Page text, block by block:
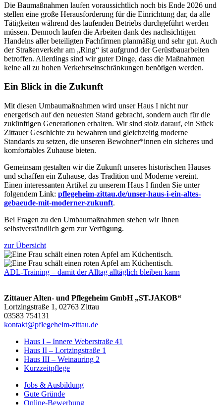
Die Baumaßnahmen laufen voraussichtlich noch bis Ende 2026 und
stellen eine große Herausforderung für die Einrichtung dar, da alle
Tätigkeiten während des laufenden Betriebs durchgeführt werden
müssen. Dennoch laufen die Arbeiten dank des nachsichtigen
Handelns aller beteiligten Fachfirmen planmäßig und sehr gut. Auch
der Straßenverkehr am „Ring“ ist aufgrund der Gerüstbauarbeiten
betroffen. Allerdings sind wir guter Dinge, dass die Maßnahmen
keine all zu hohen Verkehrseinschränkungen benötigen werden.
Ein Blick in die Zukunft
Mit diesen Umbaumaßnahmen wird unser Haus I nicht nur
energetisch auf den neuesten Stand gebracht, sondern auch für die
zukünftigen Generationen erhalten. Wir sind stolz darauf, ein Stück
Zittauer Geschichte zu bewahren und gleichzeitig moderne
Standards zu setzen, die unseren Bewohner*innen ein sicheres und
komfortables Zuhause bieten.
Gemeinsam gestalten wir die Zukunft unseres historischen Hauses
und schaffen ein Zuhause, das Tradition und Moderne vereint.
Einen interessanten Artikel zu unserem Haus I finden Sie unter
folgendem Link: pflegeheim-zittau.de/unser-haus-i-ein-altes-
gebaeude-mit-moderner-zukunft.
Bei Fragen zu den Umbaumaßnahmen stehen wir Ihnen
selbstverständlich gern zur Verfügung.
zur Übersicht
ADL-Training – damit der Alltag alltäglich bleiben kann
Zittauer Alten- und Pflegeheim GmbH „ST.JAKOB“
Lortzingstraße 1, 02763 Zittau
03583 754131
kontakt@pflegeheim-zittau.de
Haus I – Innere Weberstraße 41
Haus II – Lortzingstraße 1
Haus III – Weinauring 2
Kurzzeitpflege
Jobs & Ausbildung
Gute Gründe
Online-Bewerbung